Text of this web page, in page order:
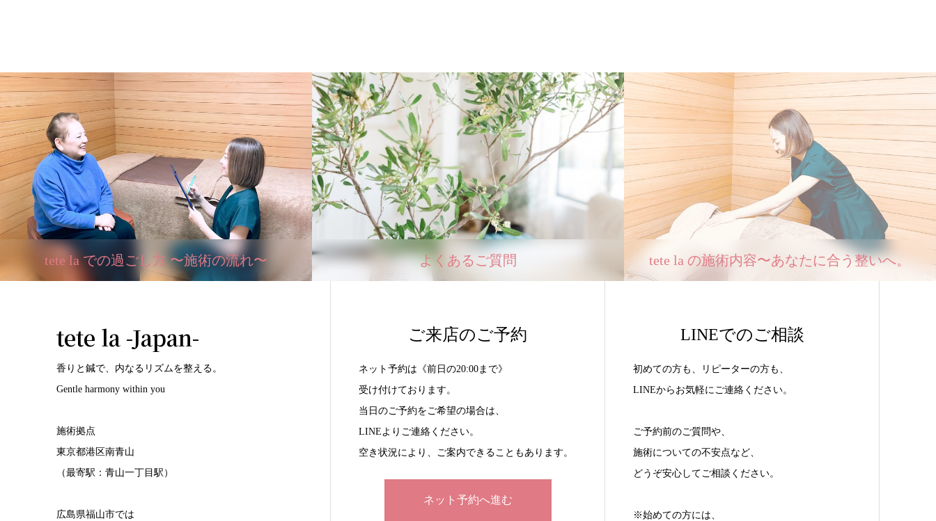
tete la での過ごし方 〜施術の流れ〜 よくあるご質問 tete la の施術内容〜あなたに合う整いへ。
tete la -Japan-
香りと鍼で、内なるリズムを整える。
Gentle harmony within you
施術拠点
東京都港区南青山
（最寄駅：青山一丁目駅）
広島県福山市では
ご来店のご予約
ネット予約は《前日の20:00まで》
受け付けております。
当日のご予約をご希望の場合は、
LINEよりご連絡ください。
空き状況により、ご案内できることもあります。
ネット予約へ進む
LINEでのご相談
初めての方も、リピーターの方も、
LINEからお気軽にご連絡ください。
ご予約前のご質問や、
施術についての不安点など、
どうぞ安心してご相談ください。
※始めての方には、